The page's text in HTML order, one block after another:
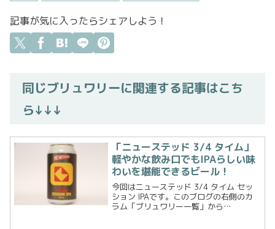
記事が気に入ったらシェアしよう！
同じブリュワリーに関連する記事はこち
ら↓↓↓
「ニューステッド 3/4 タイム」
軽やかな飲み口でもIPAらしい味
わいを堪能できるビール！
今回はニューステッド 3/4 タイム セッ
ション IPAです。このブログの右側のカ
ラム「ブリュワリー一覧」から